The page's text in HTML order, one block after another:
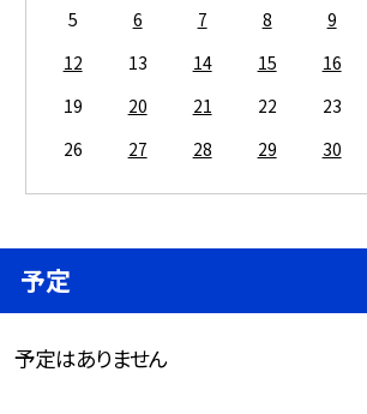
5
6 7 8 9
12
13 14 15 16
19
20 21 22 23
26
27 28 29 30
予定
予定はありません